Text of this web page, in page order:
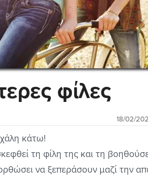
φίλες
18/02/
κάτω!
τη φίλη της και τη
να ξεπεράσουν μαζί την